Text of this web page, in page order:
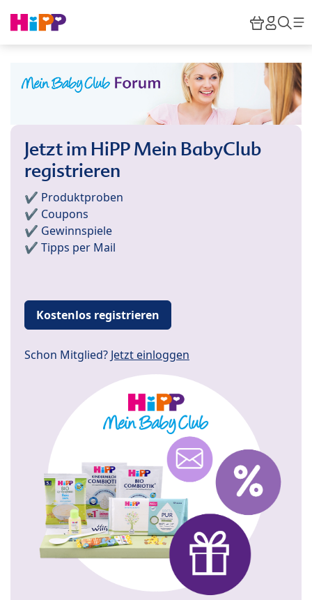
HiPP
Jetzt im HiPP Mein BabyClub
registrieren
✔️ Produktproben
✔️ Coupons
✔️ Gewinnspiele
✔️ Tipps per Mail
Kostenlos registrieren
Schon Mitglied? Jetzt einloggen